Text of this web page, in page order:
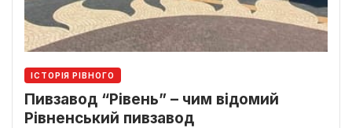
ІСТОРІЯ РІВНОГО
Пивзавод “Рівень” – чим відомий
Рівненський пивзавод